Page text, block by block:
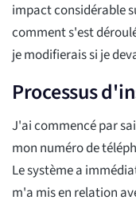
impact considérable
comment s'est
je modifierais si je
Processus
J'ai commencé par
mon numéro de
Le système a
m'a mis en relation